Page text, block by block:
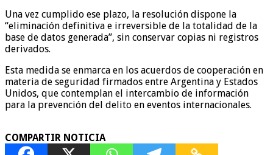
Una vez cumplido ese plazo, la resolución dispone la
“eliminación definitiva e irreversible de la totalidad de la
base de datos generada”, sin conservar copias ni registros
derivados.
Esta medida se enmarca en los acuerdos de cooperación en
materia de seguridad firmados entre Argentina y Estados
Unidos, que contemplan el intercambio de información
para la prevención del delito en eventos internacionales.
COMPARTIR NOTICIA